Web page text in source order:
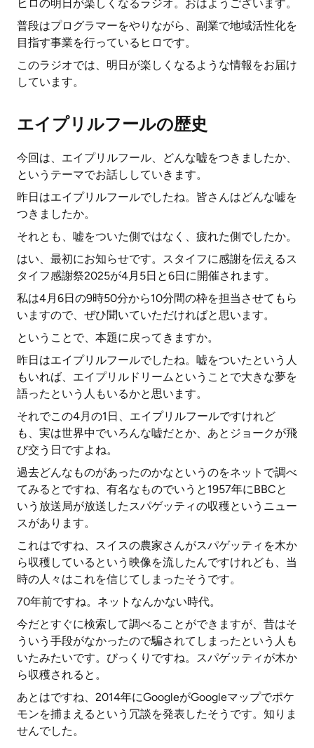
ヒロの明日が楽しくなるラジオ。おはようございます。
普段はプログラマーをやりながら、副業で地域活性化を
目指す事業を行っているヒロです。
このラジオでは、明日が楽しくなるような情報をお届け
しています。
エイプリルフールの歴史
今回は、エイプリルフール、どんな嘘をつきましたか、
というテーマでお話ししていきます。
昨日はエイプリルフールでしたね。皆さんはどんな嘘を
つきましたか。
それとも、嘘をついた側ではなく、疲れた側でしたか。
はい、最初にお知らせです。スタイフに感謝を伝えるス
タイフ感謝祭2025が4月5日と6日に開催されます。
私は4月6日の9時50分から10分間の枠を担当させてもら
いますので、ぜひ聞いていただければと思います。
ということで、本題に戻ってきますか。
昨日はエイプリルフールでしたね。嘘をついたという人
もいれば、エイプリルドリームということで大きな夢を
語ったという人もいるかと思います。
それでこの4月の1日、エイプリルフールですけれど
も、実は世界中でいろんな嘘だとか、あとジョークが飛
び交う日ですよね。
過去どんなものがあったのかなというのをネットで調べ
てみるとですね、有名なものでいうと1957年にBBCと
いう放送局が放送したスパゲッティの収穫というニュー
スがあります。
これはですね、スイスの農家さんがスパゲッティを木か
ら収穫しているという映像を流したんですけれども、当
時の人々はこれを信じてしまったそうです。
70年前ですね。ネットなんかない時代。
今だとすぐに検索して調べることができますが、昔はそ
ういう手段がなかったので騙されてしまったという人も
いたみたいです。びっくりですね。スパゲッティが木か
ら収穫されると。
あとはですね、2014年にGoogleがGoogleマップでポケ
モンを捕まえるという冗談を発表したそうです。知りま
せんでした。